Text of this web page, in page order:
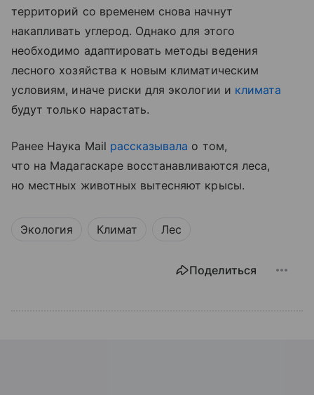
территорий со временем снова начнут
накапливать углерод. Однако для этого
необходимо адаптировать методы ведения
лесного хозяйства к новым климатическим
условиям, иначе риски для экологии и климата
будут только нарастать.
Ранее Наука Mail рассказывала о том,
что на Мадагаскаре восстанавливаются леса,
но местных животных вытесняют крысы.
Экология Климат Лес
Поделиться